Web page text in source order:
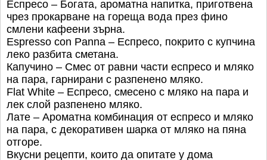
Еспресо – Богата, ароматна напитка, приготвена
чрез прокарване на гореща вода през фино
смлени кафеени зърна.
Espresso con Panna – Еспресо, покрито с купчина
леко разбита сметана.
Капучино – Смес от равни части еспресо и мляко
на пара, гарнирани с разпенено мляко.
Flat White – Еспресо, смесено с мляко на пара и
лек слой разпенено мляко.
Лате – Ароматна комбинация от еспресо и мляко
на пара, с декоративен шарка от мляко на пяна
отгоре.
Вкусни рецепти, които да опитате у дома